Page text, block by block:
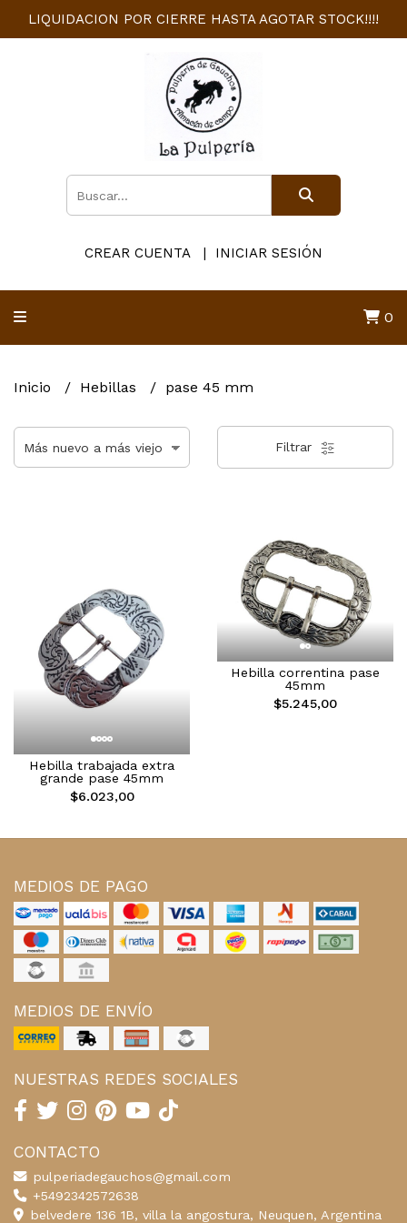
LIQUIDACION POR CIERRE HASTA AGOTAR STOCK!!!!
CREAR CUENTA INICIAR SESIÓN
0
Inicio Hebillas pase 45 mm
Filtrar
Hebilla trabajada extra
grande pase 45mm
$6.023,00
Hebilla correntina pase
45mm
$5.245,00
MEDIOS DE PAGO
MEDIOS DE ENVÍO
NUESTRAS REDES SOCIALES
CONTACTO
pulperiadegauchos@gmail.com
+5492342572638
belvedere 136 1B, villa la angostura, Neuquen, Argentina